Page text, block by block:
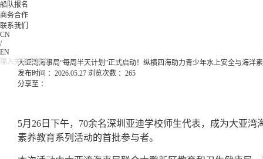
船队报名
商务合作
联系我们
CN
/
EN
大亚湾海事局“每周半天计划”正式启动！纵横四海助力青少年水上安全与海洋
发布时间 ：2026.05.27 浏览次数 ：265
分享至 ：
5月26日下午，70余名深圳亚迪学校师生代表，成为大亚湾
素养教育系列活动的首批参与者。